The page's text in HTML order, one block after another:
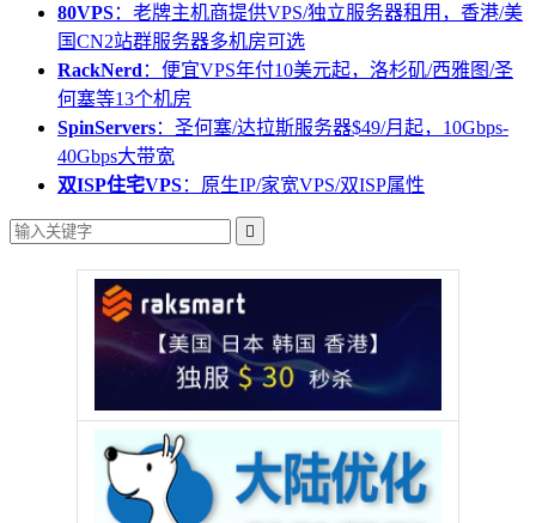
80VPS：老牌主机商提供VPS/独立服务器租用，香港/美
国CN2站群服务器多机房可选
RackNerd ：便宜VPS年付10美元起，洛杉矶/西雅图/圣
何塞等13个机房
SpinServers：圣何塞/达拉斯服务器$49/月起，10Gbps-
40Gbps大带宽
双ISP住宅VPS：原生IP/家宽VPS/双ISP属性
